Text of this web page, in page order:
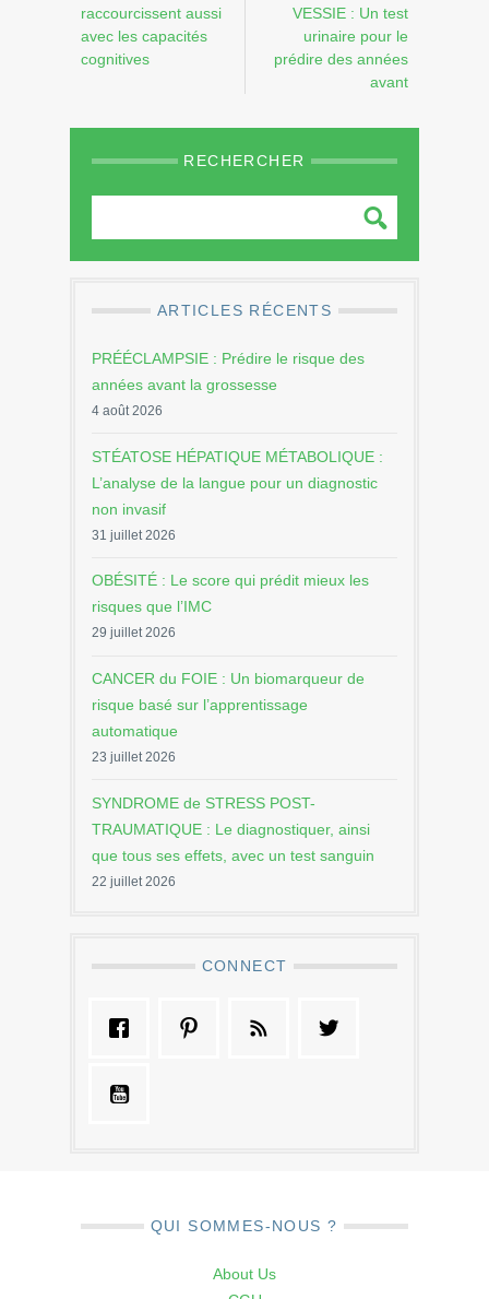
raccourcissent aussi
avec les capacités
cognitives
VESSIE : Un test
urinaire pour le
prédire des années
avant
RECHERCHER
ARTICLES RÉCENTS
PRÉÉCLAMPSIE : Prédire le risque des
années avant la grossesse
4 août 2026
STÉATOSE HÉPATIQUE MÉTABOLIQUE :
L’analyse de la langue pour un diagnostic
non invasif
31 juillet 2026
OBÉSITÉ : Le score qui prédit mieux les
risques que l’IMC
29 juillet 2026
CANCER du FOIE : Un biomarqueur de
risque basé sur l’apprentissage
automatique
23 juillet 2026
SYNDROME de STRESS POST-
TRAUMATIQUE : Le diagnostiquer, ainsi
que tous ses effets, avec un test sanguin
22 juillet 2026
CONNECT
QUI SOMMES-NOUS ?
About Us